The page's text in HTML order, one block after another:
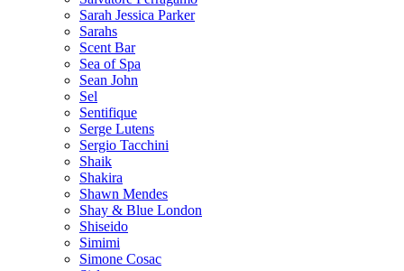
Sarah Jessica Parker
Sarahs
Scent Bar
Sea of Spa
Sean John
Sel
Sentifique
Serge Lutens
Sergio Tacchini
Shaik
Shakira
Shawn Mendes
Shay & Blue London
Shiseido
Simimi
Simone Cosac